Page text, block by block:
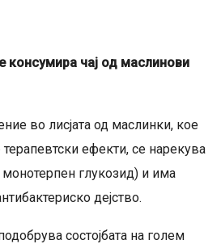
консумира чај од маслинови
во лисјата од маслинки, кое
ефекти, се нарекува
глукозид) и има
дејство.
состојбата на голем